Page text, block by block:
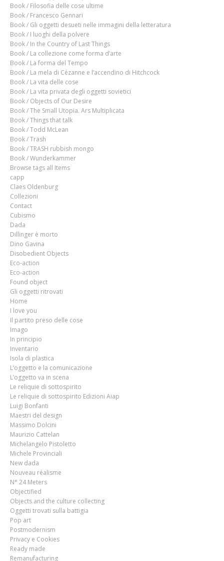
Book / Filosofia delle cose ultime
Book / Francesco Gennari
Book / Gli oggetti desueti nelle immagini della letteratura
Book / I luoghi della polvere
Book / In the Country of Last Things
Book / La collezione come forma d’arte
Book / La forma del Tempo
Book / La mela di Cézanne e l’accendino di Hitchcock
Book / La vita delle cose
Book / La vita privata degli oggetti sovietici
Book / Objects of Our Desire
Book / The Small Utopia. Ars Multiplicata
Book / Things that talk
Book / Todd McLean
Book / Trash
Book / TRASH rubbish mongo
Book / Wunderkammer
Browse tags all Items
capp
Claes Oldenburg
Collezioni
Contact
Cubismo
Dada
Dillinger è morto
Dino Gavina
Disobedient Objects
Eco-action
Eco-action
Found object
Gli oggetti ritrovati
Home
I love you
Il partito preso delle cose
Imago
In principio
Inventario
Isola di plastica
L’oggetto e la comunicazione
L’oggetto va in scena
Le reliquie di sottospirito
Le reliquie di sottospirito Edizioni Aiap
Luigi Bonfanti
Maestri del design
Massimo Dolcini
Maurizio Cattelan
Michelangelo Pistoletto
Michele Provinciali
New dada
Nouveau réalisme
N° 24 Meters
Objectified
Objects and the culture collecting
Oggetti trovati sulla battigia
Pop art
Postmodernism
Privacy e Cookies
Ready made
Remanufacturing